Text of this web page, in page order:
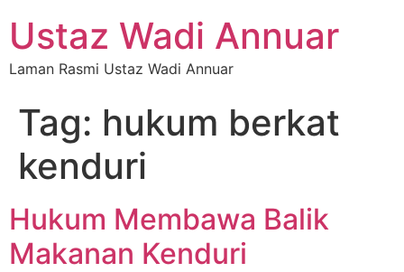
Ustaz Wadi Annuar
Laman Rasmi Ustaz Wadi Annuar
Tag: hukum berkat
kenduri
Hukum Membawa Balik
Makanan Kenduri